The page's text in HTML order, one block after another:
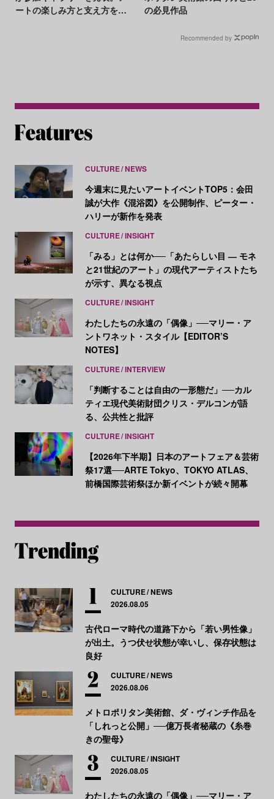
ートの楽しみ方と支え方を学
の必見作品
Recommended by
CULTURE NEWS
今週末に見たいアートイベントTOP5：会田
誠が大作《混浴図》を公開制作、ピーター・
ハリーが新作を発表
CULTURE INSIGHT
「みる」とは何か──「あたらしい目 ― モネ
と21世紀のアート」の現代アーティストたち
が示す、異なる視点
CULTURE INSIGHT
わたしたちの永遠の「偶像」──マリー・ア
ントワネット・スタイル【EDITOR’S
NOTES】
CULTURE INTERVIEW
「判断することは自由の一形態だ」──カル
ティエ現代美術財団クリス・デルコンが語
る、公共性と批評
CULTURE INSIGHT
【2026年下半期】日本のアートフェア＆芸術
祭17選──ARTE Tokyo、TOKYO ATLAS、
前橋国際芸術祭ほか新イベントが続々開幕
CULTURE NEWS
2026.08.05
古代ローマ時代の道路下から「若い男性像」
が出土。うつ伏せ状態が幸いし、保存状態は
良好
CULTURE NEWS
2026.08.06
メトロポリタン美術館、ダ・ヴィンチ作品を
「しれっと公開」──億万長者秘蔵の《糸巻
きの聖母》
CULTURE INSIGHT
2026.08.05
わたしたちの永遠の「偶像」──マリー・ア